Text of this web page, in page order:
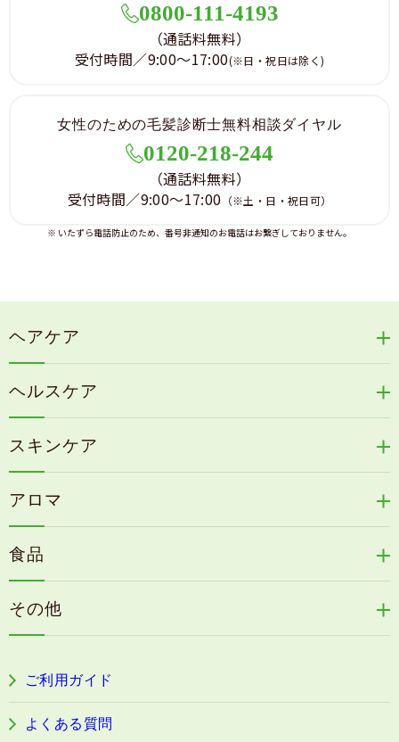
0800-111-4193
（通話料無料）
受付時間／9:00～17:00(※日・祝日は除く)
女性のための毛髪診断士無料相談ダイヤル
0120-218-244
（通話料無料）
受付時間／9:00～17:00 （※土・日・祝日可）
※ いたずら電話防止のため、番号非通知のお電話はお繋ぎしておりません。
ヘアケア
冷感育毛エッセンス
リリィジュミスト
リリィジュサプリ
毛歓
ヘアケアその他
ヘルスケア
天の葉健康緑茶
カイアポシリーズ
速感伝統香醋
古家のにんにく
目の疲労感・首肩に感じる負担緩和サプリ
阿波晩茶
スキンケア
うる肌箋
フェミールホワイトNKB
アロマ
浦上式アロマシリーズ
色彩マスク
食品
その他
ご利用ガイド
よくある質問